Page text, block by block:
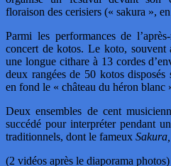
floraison des cerisiers (« sakura »,
Parmi les performances de
concert de kotos. Le koto, souvent
une longue cithare à 13 cordes
deux rangées de 50 kotos
en fond le « château du héron blanc
Deux ensembles de cent
succédé pour interpréter pendant
traditionnels, dont le fameux
(2 vidéos après le diaporama photos)